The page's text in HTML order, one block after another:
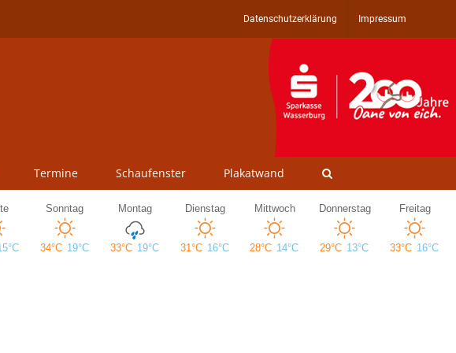
Datenschutzerklärung Impressum
Termine Schaufenster Plakatwand